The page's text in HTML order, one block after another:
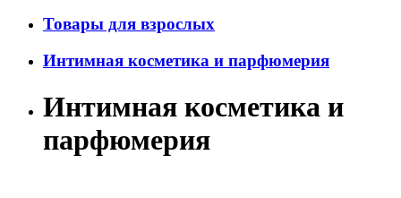
Товары для взрослых
Интимная косметика и парфюмерия
Интимная косметика и
парфюмерия